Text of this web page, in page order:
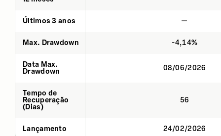
Últimos 3 anos —
Max. Drawdown -4,14%
Data Max.
Drawdown
08/06/2026
Tempo de
Recuperação
(Dias)
56
Lançamento 24/02/2026